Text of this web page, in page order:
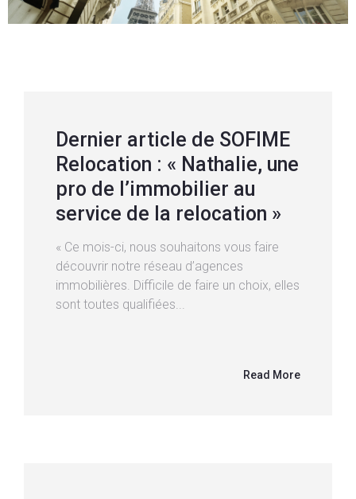
Dernier article de SOFIME
Relocation : « Nathalie, une
pro de l’immobilier au
service de la relocation »
« Ce mois-ci, nous souhaitons vous faire
découvrir notre réseau d’agences
immobilières. Difficile de faire un choix, elles
sont toutes qualifiées...
Read More